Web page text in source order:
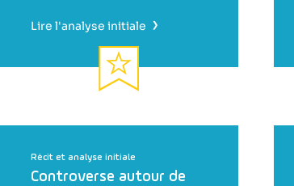
Lire l'analyse initiale ›
Récit et analyse initiale
Controverse autour de